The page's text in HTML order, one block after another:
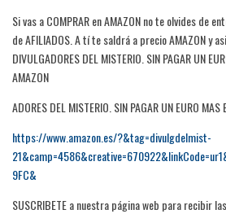
Si vas a COMPRAR en AMAZON no te olvides de
de AFILIADOS. A tí te saldrá a precio AMAZON y asi
DIVULGADORES DEL MISTERIO. SIN PAGAR UN
AMAZON
ADORES DEL MISTERIO. SIN PAGAR UN EURO
https://www.amazon.es/?&tag=divulgdelmist-
9FC&
SUSCRIBETE a nuestra página web para recibir